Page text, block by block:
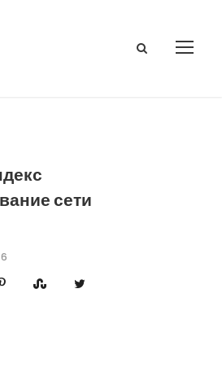
сети